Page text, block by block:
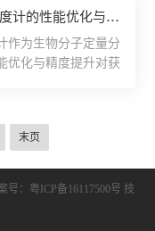
维化过程中的分子变
见的职业健康危机煤
藏的“自愈”黑科技！
素探密者”X射线荧
像一台高精度“元素
出独特的荧光信号，
信号，就能知道材
超微量紫外分光光度计的性能优化与精度提升
作为生物分子定量分
优化与精度提升对获
效率，确保检测信号
准测量奠定基础。检
检测范围。样品承载
景干扰。智能化温控
末页
号：粤ICP备16117500号 技